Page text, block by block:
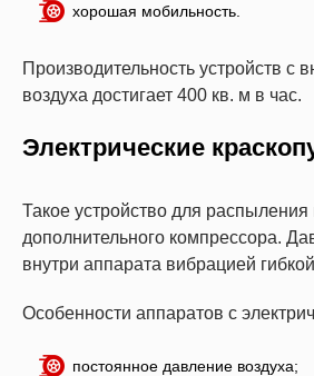
хорошая мобильность.
Производительность устройств с
воздуха достигает 400 кв. м в час.
Электрические
Такое устройство для распыления
дополнительного компрессора.
внутри аппарата вибрацией
Особенности аппаратов с
постоянное давление воздуха;